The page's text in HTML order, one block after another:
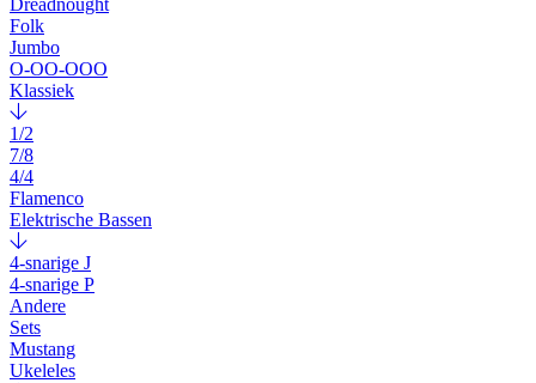
Dreadnought
Folk
Jumbo
O-OO-OOO
Klassiek
1/2
7/8
4/4
Flamenco
Elektrische Bassen
4-snarige J
4-snarige P
Andere
Sets
Mustang
Ukeleles